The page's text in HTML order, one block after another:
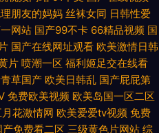
五月国产精品久久 91超碰在线成人
片偷拍二区 久久超碰人人操
朋友的妈妈 丝袜女同 日韩性爱
网站 国产99不卡 66精品视频 国
国产在线网址观看 欧美激情日韩
片 喷潮一区 福利姬足交在线看
草国产 欧美日韩乱 国产屁屁第
免费欧美视频 欧美岛国一区二区
花激情网 欧美爱爱tv视频 免费
产免费看二区 三级黄色片网站 综